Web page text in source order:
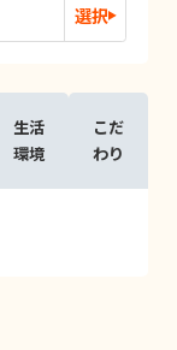
選択
生活
環境
こだ
わり